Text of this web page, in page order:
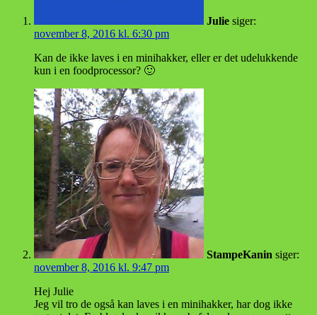
Julie siger:
november 8, 2016 kl. 6:30 pm
Kan de ikke laves i en minihakker, eller er det udelukkende
kun i en foodprocessor? 🙂
StampeKanin siger:
november 8, 2016 kl. 9:47 pm
Hej Julie
Jeg vil tro de også kan laves i en minihakker, har dog ikke